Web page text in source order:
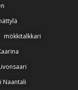
mökkitalkkari
Naantali